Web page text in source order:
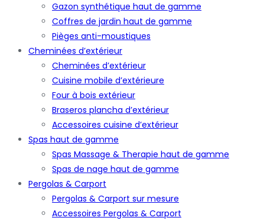
Gazon synthétique haut de gamme
Coffres de jardin haut de gamme
Pièges anti-moustiques
Cheminées d’extérieur
Cheminées d’extérieur
Cuisine mobile d’extérieure
Four à bois extérieur
Braseros plancha d’extérieur
Accessoires cuisine d’extérieur
Spas haut de gamme
Spas Massage & Therapie haut de gamme
Spas de nage haut de gamme
Pergolas & Carport
Pergolas & Carport sur mesure
Accessoires Pergolas & Carport